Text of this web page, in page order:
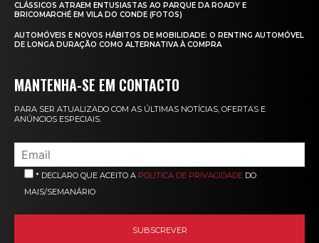
CLÁSSICOS ATRAEM ENTUSIASTAS AO PARQUE DA ROADY E
BRICOMARCHÉ EM VILA DO CONDE (FOTOS)
AUTOMÓVEIS E NOVOS HÁBITOS DE MOBILIDADE: O RENTING AUTOMÓVEL
DE LONGA DURAÇÃO COMO ALTERNATIVA À COMPRA
MANTENHA-SE EM CONTACTO
PARA SER ATUALIZADO COM AS ÚLTIMAS NOTÍCIAS, OFERTAS E
ANÚNCIOS ESPECIAIS.
* DECLARO QUE ACEITO A POLÍTICA DE PRIVACIDADE DO
MAIS/SEMANÁRIO